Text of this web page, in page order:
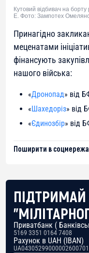
Кутовий відбивач на
E. Фото: Зампотех
Принагідно
меценатами
фінансують
нашого війська:
«Дронопад» від
«Шахедоріз» від
«Єдинозбір» від
Поширити в
ПІДТРИМАЙ
Приватбанк (
5169 3351 0164 7408
Рахунок в UAH (IBAN)